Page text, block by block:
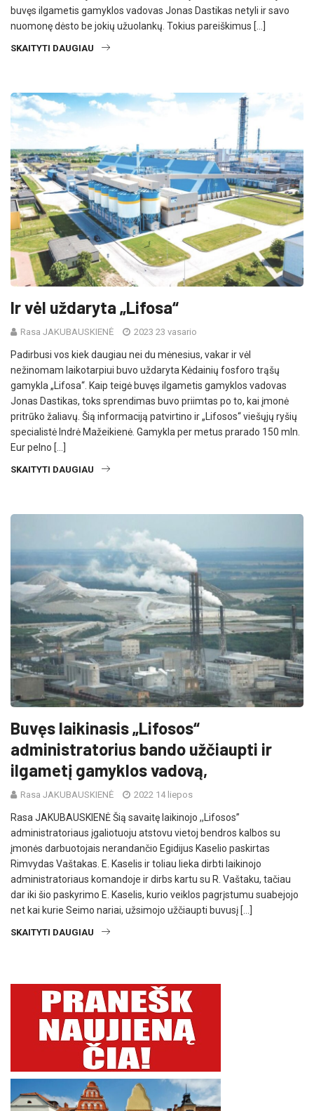
buvęs ilgametis gamyklos vadovas Jonas Dastikas netyli ir savo
nuomonę dėsto be jokių užuolankų. Tokius pareiškimus […]
SKAITYTI DAUGIAU
Ir vėl uždaryta „Lifosa“
Rasa JAKUBAUSKIENĖ 2023 23 vasario
Padirbusi vos kiek daugiau nei du mėnesius, vakar ir vėl
nežinomam laikotarpiui buvo uždaryta Kėdainių fosforo trąšų
gamykla „Lifosa“. Kaip teigė buvęs ilgametis gamyklos vadovas
Jonas Dastikas, toks sprendimas buvo priimtas po to, kai įmonė
pritrūko žaliavų. Šią informaciją patvirtino ir „Lifosos“ viešųjų ryšių
specialistė Indrė Mažeikienė. Gamykla per metus prarado 150 mln.
Eur pelno […]
SKAITYTI DAUGIAU
Buvęs laikinasis „Lifosos“
administratorius bando užčiaupti ir
ilgametį gamyklos vadovą,
Rasa JAKUBAUSKIENĖ 2022 14 liepos
Rasa JAKUBAUSKIENĖ Šią savaitę laikinojo ,,Lifosos”
administratoriaus įgaliotuoju atstovu vietoj bendros kalbos su
įmonės darbuotojais nerandančio Egidijus Kaselio paskirtas
Rimvydas Vaštakas. E. Kaselis ir toliau lieka dirbti laikinojo
administratoriaus komandoje ir dirbs kartu su R. Vaštaku, tačiau
dar iki šio paskyrimo E. Kaselis, kurio veiklos pagrįstumu suabejojo
net kai kurie Seimo nariai, užsimojo užčiaupti buvusį […]
SKAITYTI DAUGIAU